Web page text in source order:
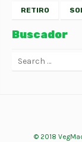
RETIRO
Buscador
© 2018